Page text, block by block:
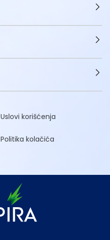
Uslovi korišćenja
Politika kolačića